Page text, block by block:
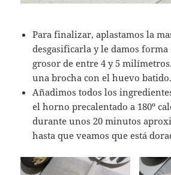
Para finalizar, aplastamos la
desgasificarla y le damos forma
grosor de entre 4 y 5
una brocha con el huevo batido.
Añadimos todos los
el horno precalentado a 180º
durante unos 20 minutos
hasta que veamos que está